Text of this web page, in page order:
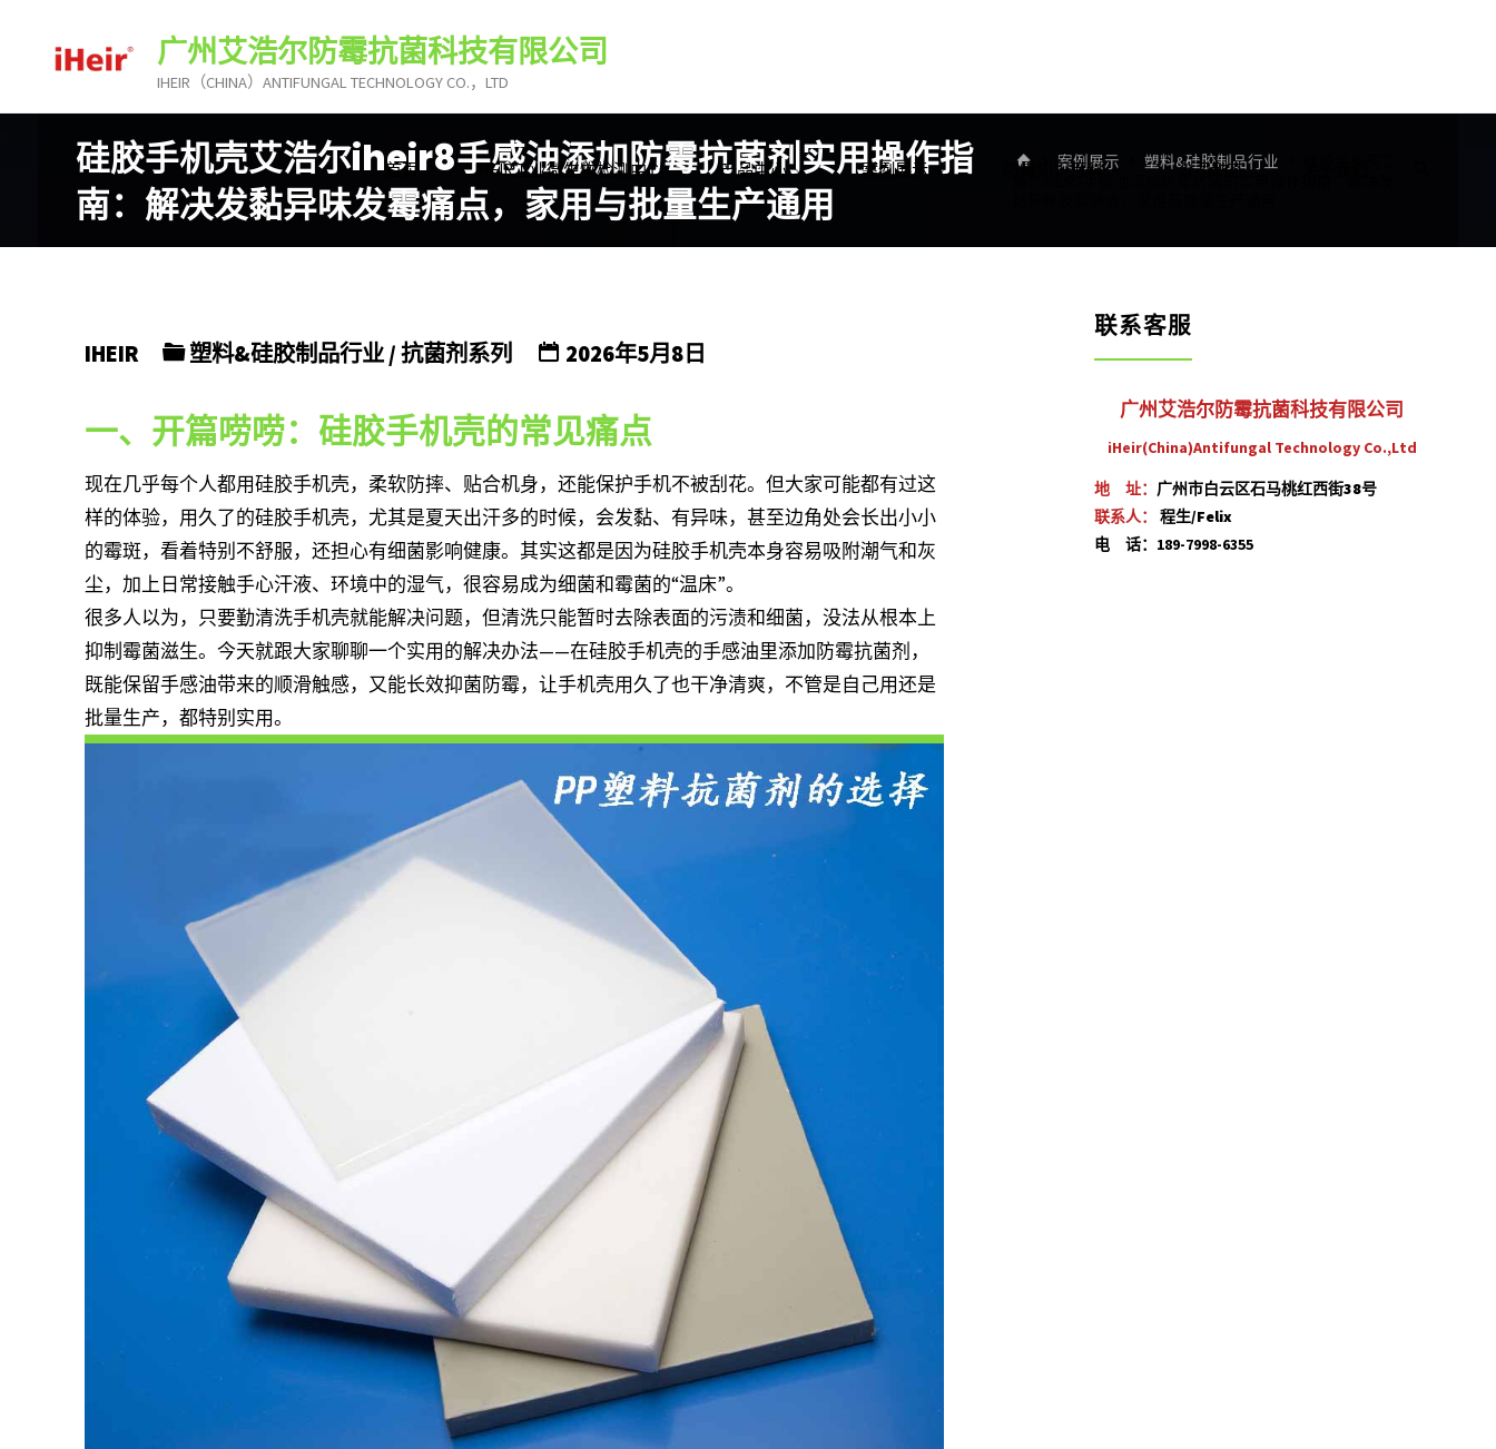
内
广州艾浩尔防霉抗菌科技有限公司
IHEIR（CHINA）ANTIFUNGAL TECHNOLOGY CO.，LTD
首页 IHEIR工业微生物检测中心 产品中心 案例展示 防霉知识百科 公司动态
硅胶手机壳艾浩尔iheir8手感油添加防霉抗菌剂实用操作指
南：解决发黏异味发霉痛点，家用与批量生产通用
案例展示 塑料&硅胶制品行业
IHEIR 塑料&硅胶制品行业/抗菌剂系列 2026年5月8日
一、开篇唠唠：硅胶手机壳的常见痛点
现在几乎每个人都用硅胶手机壳，柔软防摔、贴合机身，还能保护手机不被刮花。但大家可能都有过这
样的体验，用久了的硅胶手机壳，尤其是夏天出汗多的时候，会发黏、有异味，甚至边角处会长出小小
的霉斑，看着特别不舒服，还担心有细菌影响健康。其实这都是因为硅胶手机壳本身容易吸附潮气和灰
尘，加上日常接触手心汗液、环境中的湿气，很容易成为细菌和霉菌的“温床”。
很多人以为，只要勤清洗手机壳就能解决问题，但清洗只能暂时去除表面的污渍和细菌，没法从根本上
抑制霉菌滋生。今天就跟大家聊聊一个实用的解决办法——在硅胶手机壳的手感油里添加防霉抗菌剂，
既能保留手感油带来的顺滑触感，又能长效抑菌防霉，让手机壳用久了也干净清爽，不管是自己用还是
批量生产，都特别实用。
联系客服
广州艾浩尔防霉抗菌科技有限公司
iHeir(China)Antifungal Technology Co.,Ltd
地 址： 广州市白云区石马桃红西街38号
联系人：
程生/Felix
电 话：189-7998-6355